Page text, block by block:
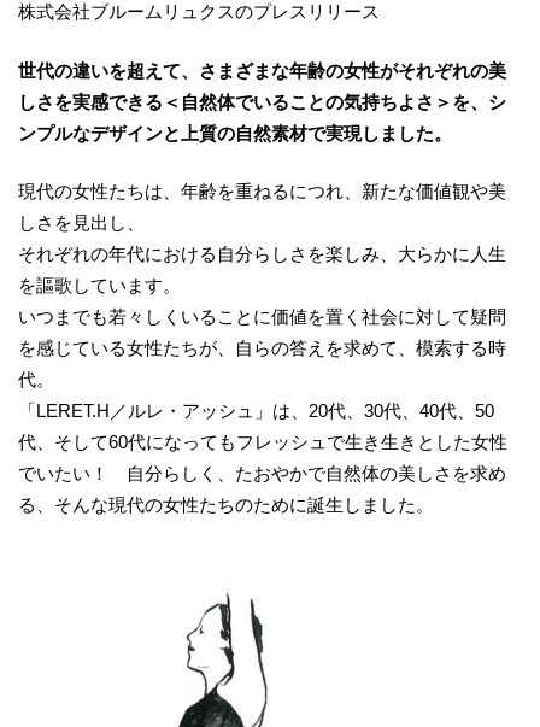
株式会社ブルームリュクスのプレスリリース
世代の違いを超えて、さまざまな年齢の女性がそれぞれの美
しさを実感できる＜自然体でいることの気持ちよさ＞を、シ
ンプルなデザインと上質の自然素材で実現しました。
現代の女性たちは、年齢を重ねるにつれ、新たな価値観や美
しさを見出し、
それぞれの年代における自分らしさを楽しみ、大らかに人生
を謳歌しています。
いつまでも若々しくいることに価値を置く社会に対して疑問
を感じている女性たちが、自らの答えを求めて、模索する時
代。
「LERET.H／ルレ・アッシュ」は、20代、30代、40代、50
代、そして60代になってもフレッシュで生き生きとした女性
でいたい！ 自分らしく、たおやかで自然体の美しさを求め
る、そんな現代の女性たちのために誕生しました。